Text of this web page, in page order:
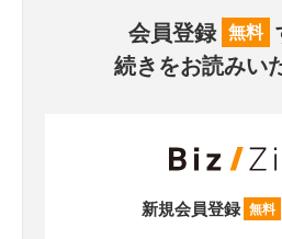
会員登録 無料
続きをお読みい
新規会員登録 無料